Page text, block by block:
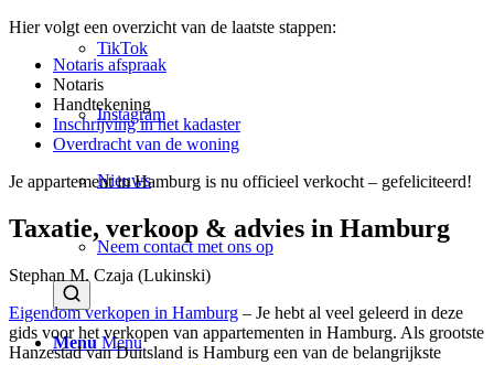
TikTok
Instagram
Nieuws
Neem contact met ons op
Menu Menu
Hier volgt een overzicht van de laatste stappen:
Notaris afspraak
Notaris
Handtekening
Inschrijving in het kadaster
Overdracht van de woning
Je appartement in Hamburg is nu officieel verkocht – gefeliciteerd!
Taxatie, verkoop & advies in Hamburg
Stephan M. Czaja (Lukinski)
Eigendom verkopen in Hamburg – Je hebt al veel geleerd in deze
gids voor het verkopen van appartementen in Hamburg. Als grootste
Hanzestad van Duitsland is Hamburg een van de belangrijkste